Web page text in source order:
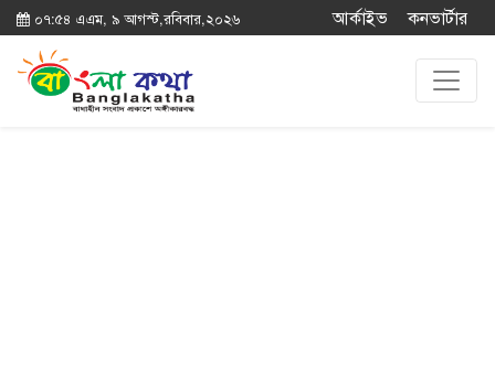
০৭:৫৪ এএম, ৯ আগস্ট,রবিবার,২০২৬ আর্কাইভ কনভার্টার